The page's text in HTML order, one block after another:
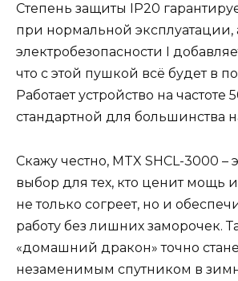
Степень защиты IP20
при нормальной эксплуатации,
электробезопасности I
что с этой пушкой всё будет в
Работает устройство на частоте
стандартной для большинства
Скажу честно, MTX SHCL-3000 –
выбор для тех, кто ценит мощь
не только согреет, но и
работу без лишних заморочек.
«домашний дракон» точно
незаменимым спутником в